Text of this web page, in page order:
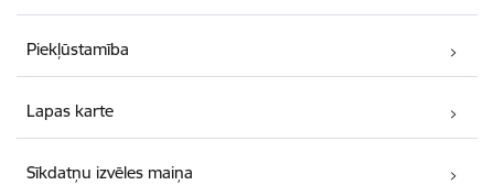
Piekļūstamība
Lapas karte
Sīkdatņu izvēles maiņa